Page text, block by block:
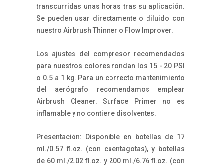
transcurridas unas horas tras su aplicación.
Se pueden usar directamente o diluido con
nuestro Airbrush Thinner o Flow Improver.
Los ajustes del compresor recomendados
para nuestros colores rondan los 15 - 20 PSI
o 0.5 a 1 kg. Para un correcto mantenimiento
del aerógrafo recomendamos emplear
Airbrush Cleaner. Surface Primer no es
inflamable y no contiene disolventes.
Presentación: Disponible en botellas de 17
ml./0.57 fl.oz. (con cuentagotas), y botellas
de 60 ml./2.02 fl.oz. y 200 ml./6.76 fl.oz. (con